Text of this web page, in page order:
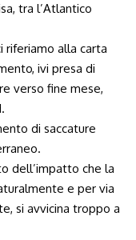
tra l’Atlantico
riferiamo alla carta
ivi presa di
verso fine mese,
di saccature
dell’impatto che la
e per via
si avvicina troppo a